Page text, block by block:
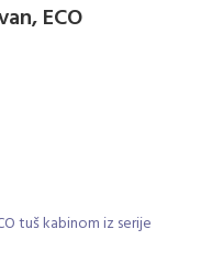
ECO
tuš kabinom iz serije